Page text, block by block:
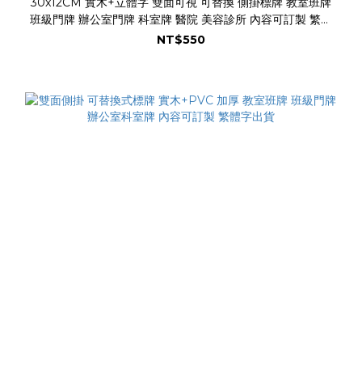
班級門牌 辦公室門牌 科室牌 醫院 美容診所 內容可訂製 繁體
字出貨
NT$550